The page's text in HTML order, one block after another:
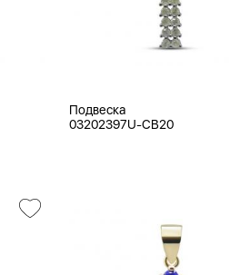
Подвеска
03202397U-CB20